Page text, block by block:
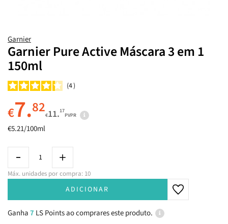
Garnier
Garnier Pure Active Máscara 3 em 1
150ml
4
€7.82€11.17
PVPR
€5.21/100ml
Máx. unidades por compra: 10
ADICIONAR
Ganha7 LS Points ao comprares este produto.